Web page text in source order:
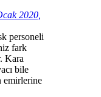
2020,
personeli
fark
Kara
bile
emirlerine